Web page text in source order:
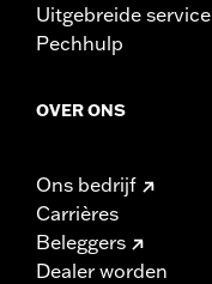
Uitgebreide service
Pechhulp
OVER ONS
Ons bedrijf
Carrières
Beleggers
Dealer worden